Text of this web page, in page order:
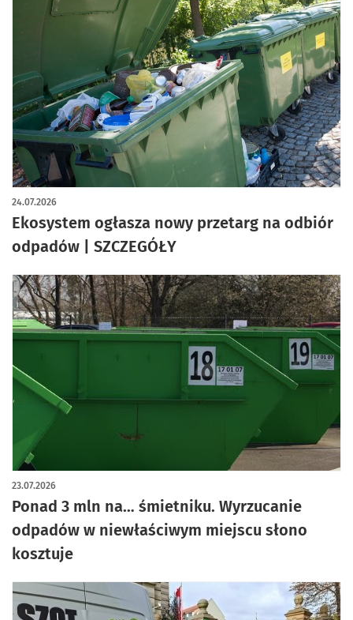
Ekosystem ogłasza nowy przetarg na odbiór
odpadów | SZCZEGÓŁY
24.07.2026
Ponad 3 mln na… śmietniku. Wyrzucanie
odpadów w niewłaściwym miejscu słono
kosztuje
23.07.2026